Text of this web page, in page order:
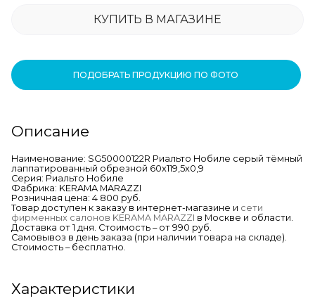
КУПИТЬ В МАГАЗИНЕ
ПОДОБРАТЬ ПРОДУКЦИЮ ПО ФОТО
Описание
Наименование: SG50000122R Риальто Нобиле серый тёмный
лаппатированный обрезной 60x119,5x0,9
Серия: Риальто Нобиле
Фабрика: KERAMA MARAZZI
Розничная цена: 4 800 руб.
Товар доступен к заказу в интернет-магазине и сети
фирменных салонов KERAMA MARAZZI в Москве и области.
Доставка от 1 дня. Стоимость – от 990 руб.
Самовывоз в день заказа (при наличии товара на складе).
Стоимость – бесплатно.
Характеристики